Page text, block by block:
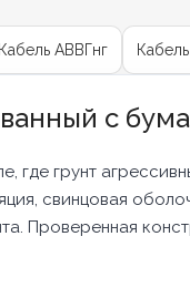
Кабель АВВГнг
с
грунт
свинцовая
Проверенная